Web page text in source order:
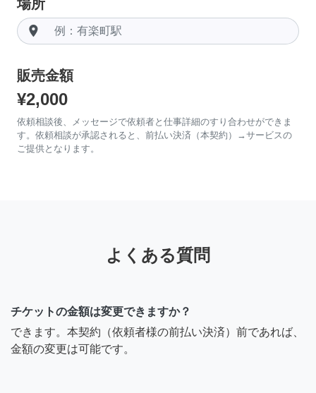
場所
room
販売金額
¥2,000
依頼相談後、メッセージで依頼者と仕事詳細のすり合わせができま
す。依頼相談が承認されると、前払い決済（本契約）→サービスの
ご提供となります。
よくある質問
チケットの金額は変更できますか？
できます。本契約（依頼者様の前払い決済）前であれば、
金額の変更は可能です。